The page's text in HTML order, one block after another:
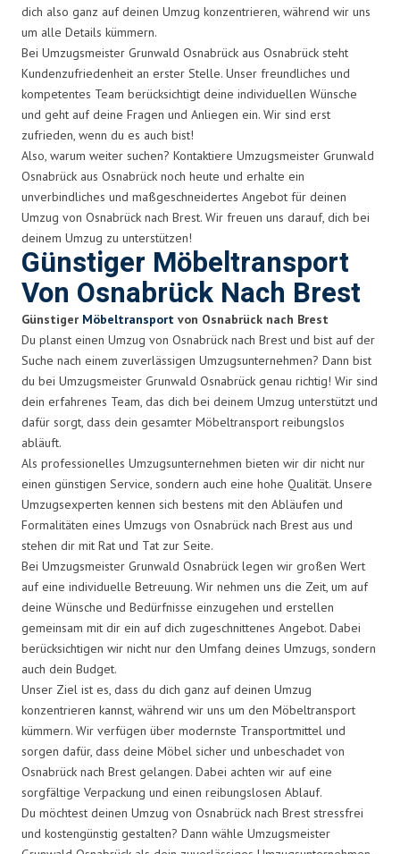
dich also ganz auf deinen Umzug konzentrieren, während wir uns
um alle Details kümmern.
Bei Umzugsmeister Grunwald Osnabrück aus Osnabrück steht
Kundenzufriedenheit an erster Stelle. Unser freundliches und
kompetentes Team berücksichtigt deine individuellen Wünsche
und geht auf deine Fragen und Anliegen ein. Wir sind erst
zufrieden, wenn du es auch bist!
Also, warum weiter suchen? Kontaktiere Umzugsmeister Grunwald
Osnabrück aus Osnabrück noch heute und erhalte ein
unverbindliches und maßgeschneidertes Angebot für deinen
Umzug von Osnabrück nach Brest. Wir freuen uns darauf, dich bei
deinem Umzug zu unterstützen!
Günstiger Möbeltransport
Von Osnabrück Nach Brest
Günstiger Möbeltransport von Osnabrück nach Brest
Du planst einen Umzug von Osnabrück nach Brest und bist auf der
Suche nach einem zuverlässigen Umzugsunternehmen? Dann bist
du bei Umzugsmeister Grunwald Osnabrück genau richtig! Wir sind
dein erfahrenes Team, das dich bei deinem Umzug unterstützt und
dafür sorgt, dass dein gesamter Möbeltransport reibungslos
abläuft.
Als professionelles Umzugsunternehmen bieten wir dir nicht nur
einen günstigen Service, sondern auch eine hohe Qualität. Unsere
Umzugsexperten kennen sich bestens mit den Abläufen und
Formalitäten eines Umzugs von Osnabrück nach Brest aus und
stehen dir mit Rat und Tat zur Seite.
Bei Umzugsmeister Grunwald Osnabrück legen wir großen Wert
auf eine individuelle Betreuung. Wir nehmen uns die Zeit, um auf
deine Wünsche und Bedürfnisse einzugehen und erstellen
gemeinsam mit dir ein auf dich zugeschnittenes Angebot. Dabei
berücksichtigen wir nicht nur den Umfang deines Umzugs, sondern
auch dein Budget.
Unser Ziel ist es, dass du dich ganz auf deinen Umzug
konzentrieren kannst, während wir uns um den Möbeltransport
kümmern. Wir verfügen über modernste Transportmittel und
sorgen dafür, dass deine Möbel sicher und unbeschadet von
Osnabrück nach Brest gelangen. Dabei achten wir auf eine
sorgfältige Verpackung und einen reibungslosen Ablauf.
Du möchtest deinen Umzug von Osnabrück nach Brest stressfrei
und kostengünstig gestalten? Dann wähle Umzugsmeister